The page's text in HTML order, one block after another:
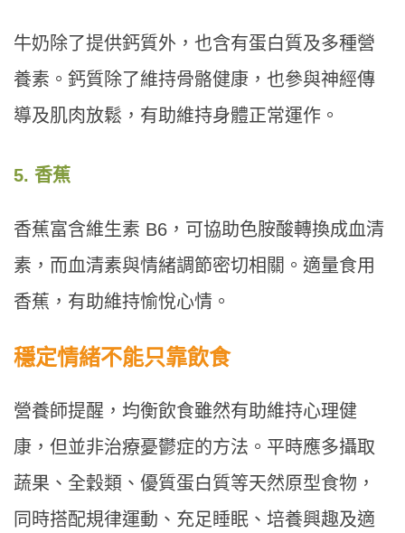
牛奶除了提供鈣質外，也含有蛋白質及多種營
養素。鈣質除了維持骨骼健康，也參與神經傳
導及肌肉放鬆，有助維持身體正常運作。
5. 香蕉
香蕉富含維生素 B6，可協助色胺酸轉換成血清
素，而血清素與情緒調節密切相關。適量食用
香蕉，有助維持愉悅心情。
穩定情緒不能只靠飲食
營養師提醒，均衡飲食雖然有助維持心理健
康，但並非治療憂鬱症的方法。平時應多攝取
蔬果、全穀類、優質蛋白質等天然原型食物，
同時搭配規律運動、充足睡眠、培養興趣及適